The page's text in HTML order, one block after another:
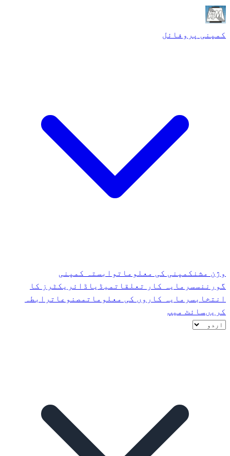
کمپنی پروفائل
وژن مشن کمپنی کی معلومات وابستہ کمپنی
گورننس سرمایہ کار تعلقات میڈیا ڈائریکٹرز کا
انتخاب سرمایہ کاروں کی معلومات مصنوعات رابطہ
کریںسائٹ میپ